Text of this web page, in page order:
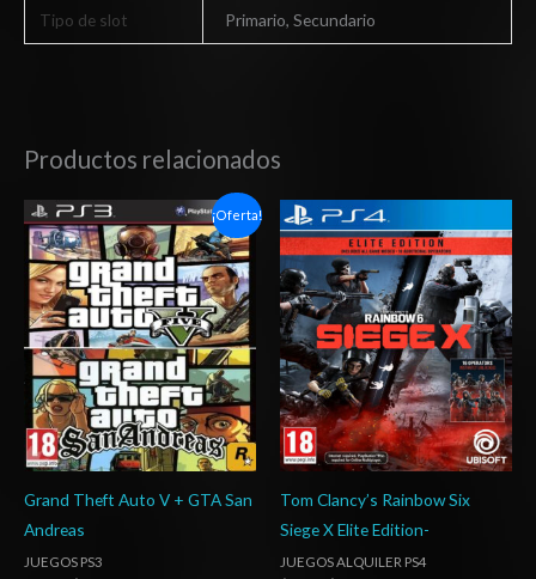
Tipo de slot Primario, Secundario
Productos relacionados
¡Oferta!
Grand Theft Auto V + GTA San
Andreas
JUEGOS PS3
El
precio
original
era:
$15.00.
El
precio
actual
es:
$7.37.
Tom Clancy’s Rainbow Six
Siege X Elite Edition-
JUEGOS ALQUILER PS4
Rango
de
precios:
desde
$4.00
hasta
$7.00